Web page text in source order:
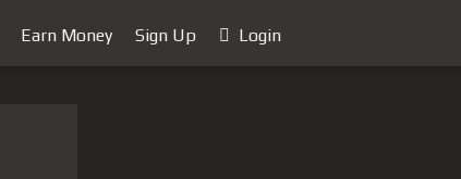
Earn Money Sign Up Login